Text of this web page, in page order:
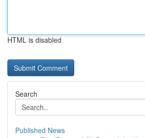
HTML is disabled
Search
Published News